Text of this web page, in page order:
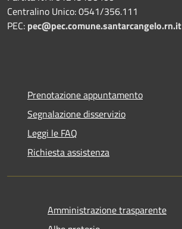
Centralino Unico: 0541/356.111
PEC: pec@pec.comune.santarcangelo.rn.it
Prenotazione appuntamento
Segnalazione disservizio
Leggi le FAQ
Richiesta assistenza
Amministrazione trasparente